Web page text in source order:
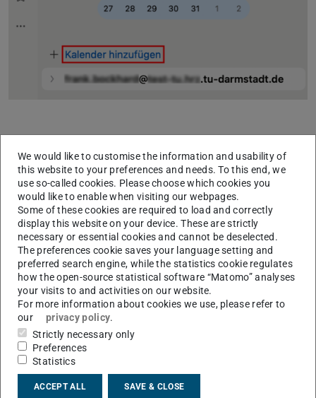
Um mit Outlook für Mac auf einen freigegebenen
Kalender zugreifen zu können, muß folgendes gegeben
sein
Mindestens volle Leserechte
Es mus mindestens die Berechtigungsstufe „Alle
Details“ vergeben werden. „Frei-/Gebucht“ reicht nicht.
Dies gilt für alle Clients, die das EWS Zugriffsprotokoll
verwenden, wie z.B. Outlook für Mac, Mac Mail,
Evolution und indirekt auch Clients, die mit dem CalDav
Protokoll zugreifen. Siehe. Siehe
Free/Busy permission can't open another calendar in
Outlook for Mac
We would like to customise the information and usability of
this website to your preferences and needs. To this end, we
use so-called cookies. Please choose which cookies you
would like to enable when visiting our webpages.
Some of these cookies are required to load and correctly
display this website on your device. These are strictly
necessary or essential cookies and cannot be deselected.
The preferences cookie saves your language setting and
preferred search engine, while the statistics cookie regulates
how the open-source statistical software “Matomo” analyses
your visits to and activities on our website.
For more information about cookies we use, please refer to
our
privacy policy.
Strictly necessary only
Preferences
Statistics
ACCEPT ALL SAVE & CLOSE